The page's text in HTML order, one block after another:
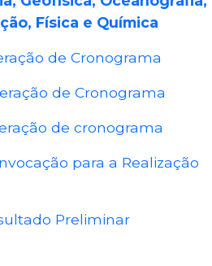
Física e Química
de Cronograma
de Cronograma
de cronograma
para a Realização
Preliminar